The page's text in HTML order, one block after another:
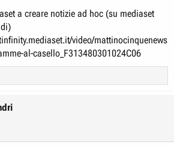
a creare notizie ad hoc (su mediaset
video/mattinocinquenews
al-casello_F313480301024C06